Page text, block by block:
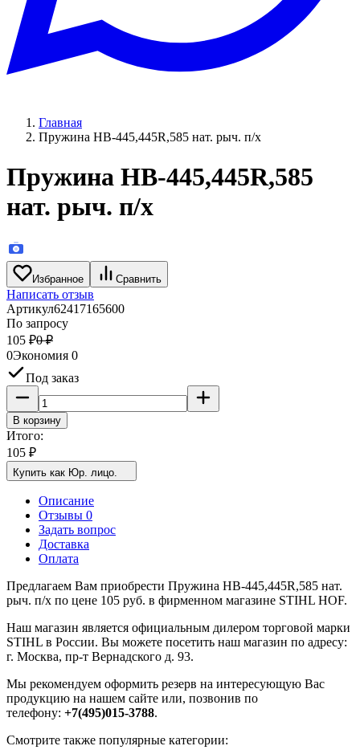
Главная
Пружина HB-445,445R,585 нат. рыч. п/х
Пружина HB-445,445R,585
нат. рыч. п/х
Избранное Сравнить
Написать отзыв
Артикул62417165600
По запросу
105 ₽0 ₽
0Экономия 0
Под заказ
В корзину
Итого:
105 ₽
Купить как Юр. лицо.
Описание
Отзывы 0
Задать вопрос
Доставка
Оплата
Предлагаем Вам приобрести Пружина HB-445,445R,585 нат.
рыч. п/х по цене 105 руб. в фирменном магазине STIHL HOF.
Наш магазин является официальным дилером торговой марки
STIHL в России. Вы можете посетить наш магазин по адресу:
г. Москва, пр-т Вернадского д. 93.
Мы рекомендуем оформить резерв на интересующую Вас
продукцию на нашем сайте или, позвонив по
телефону: +7(495)015-3788.
Смотрите также популярные категории: